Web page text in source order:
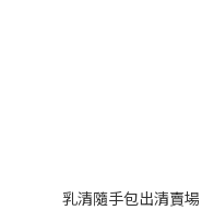
乳清隨手包出清賣場